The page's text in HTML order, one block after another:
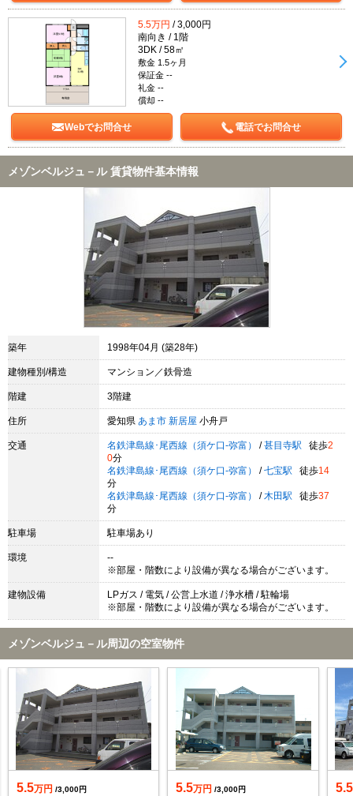
5.5万円 / 3,000円
南向き / 1階
3DK / 58㎡
敷金 1.5ヶ月
保証金 --
礼金 --
償却 --
Webでお問合せ 電話でお問合せ
メゾンベルジュ－ル 賃貸物件基本情報
築年 1998年04月 (築28年)
建物種別/構造 マンション／鉄骨造
階建 3階建
住所 愛知県 あま市 新居屋 小舟戸
交通 名鉄津島線･尾西線（須ケ口-弥富） / 甚目寺駅 徒歩2
0分
名鉄津島線･尾西線（須ケ口-弥富）
/ 七宝駅 徒歩14
分
名鉄津島線･尾西線（須ケ口-弥富）
/ 木田駅 徒歩37
分
駐車場 駐車場あり
環境
--
※部屋・階数により設備が異なる場合がございます。
建物設備
LPガス / 電気 / 公営上水道 / 浄水槽 / 駐輪場
※部屋・階数により設備が異なる場合がございます。
メゾンベルジュ－ル周辺の空室物件
5.5万円 /3,000円 5.5万円 /3,000円 5.5